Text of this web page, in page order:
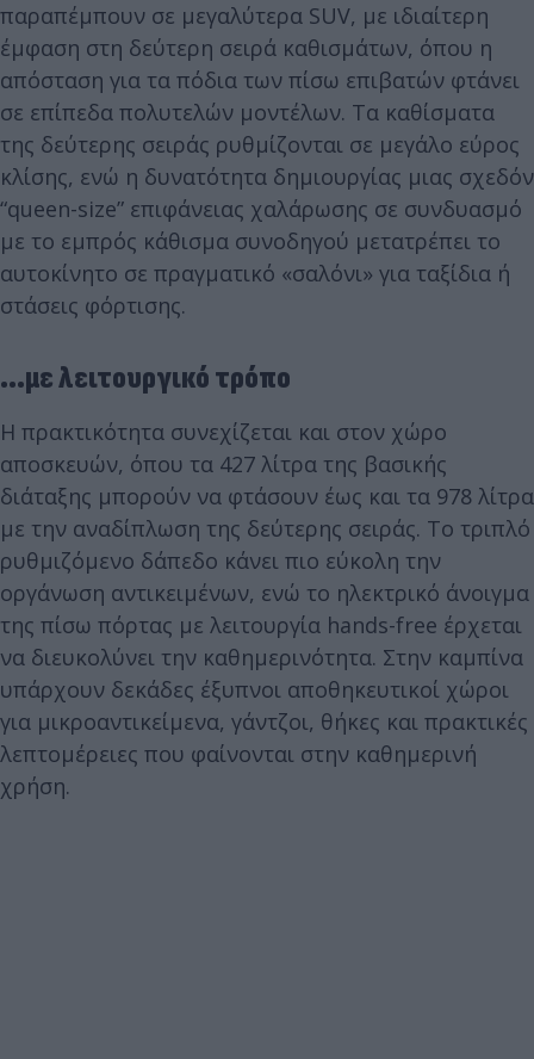
παραπέμπουν σε μεγαλύτερα SUV, με ιδιαίτερη
έμφαση στη δεύτερη σειρά καθισμάτων, όπου η
απόσταση για τα πόδια των πίσω επιβατών φτάνει
σε επίπεδα πολυτελών μοντέλων. Τα καθίσματα
της δεύτερης σειράς ρυθμίζονται σε μεγάλο εύρος
κλίσης, ενώ η δυνατότητα δημιουργίας μιας σχεδόν
“queen-size” επιφάνειας χαλάρωσης σε συνδυασμό
με το εμπρός κάθισμα συνοδηγού μετατρέπει το
αυτοκίνητο σε πραγματικό «σαλόνι» για ταξίδια ή
στάσεις φόρτισης.
...με λειτουργικό τρόπο
Η πρακτικότητα συνεχίζεται και στον χώρο
αποσκευών, όπου τα 427 λίτρα της βασικής
διάταξης μπορούν να φτάσουν έως και τα 978 λίτρα
με την αναδίπλωση της δεύτερης σειράς. Το τριπλό
ρυθμιζόμενο δάπεδο κάνει πιο εύκολη την
οργάνωση αντικειμένων, ενώ το ηλεκτρικό άνοιγμα
της πίσω πόρτας με λειτουργία hands-free έρχεται
να διευκολύνει την καθημερινότητα. Στην καμπίνα
υπάρχουν δεκάδες έξυπνοι αποθηκευτικοί χώροι
για μικροαντικείμενα, γάντζοι, θήκες και πρακτικές
λεπτομέρειες που φαίνονται στην καθημερινή
χρήση.